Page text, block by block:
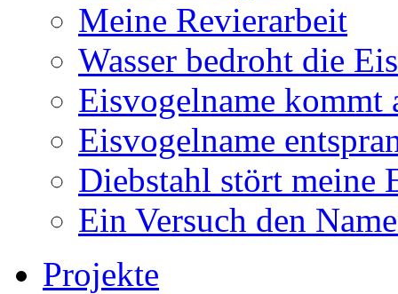
Meine Revierarbeit
Wasser bedroht die
Eisvogelname kommt
Eisvogelname
Diebstahl stört meine
Ein Versuch den
Projekte